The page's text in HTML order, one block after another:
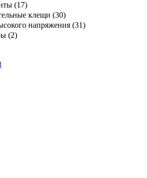
(17)
клещи (30)
напряжения (31)
(2)